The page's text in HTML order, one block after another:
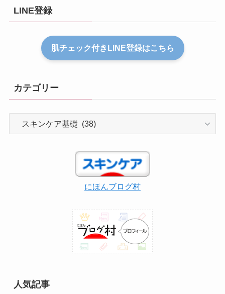
LINE登録
肌チェック付きLINE登録はこちら
カテゴリー
にほんブログ村
人気記事